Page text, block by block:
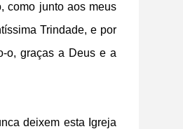
como junto aos meus
Trindade, e por
o, graças a Deus e a
deixem esta Igreja